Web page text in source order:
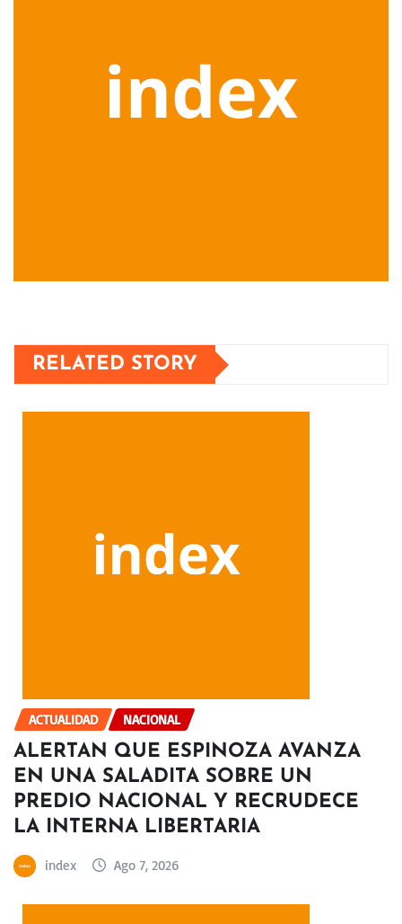
RELATED STORY
ACTUALIDAD NACIONAL
ALERTAN QUE ESPINOZA AVANZA
EN UNA SALADITA SOBRE UN
PREDIO NACIONAL Y RECRUDECE
LA INTERNA LIBERTARIA
index Ago 7, 2026